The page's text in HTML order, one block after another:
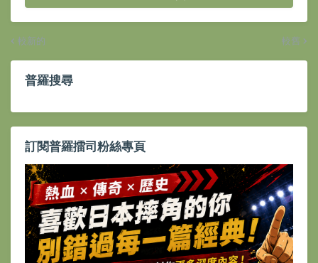
較新的 較舊
普羅搜尋
訂閱普羅擂司粉絲專頁